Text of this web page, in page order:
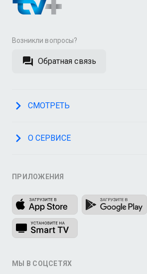
Возникли вопросы?
Обратная связь
СМОТРЕТЬ
О СЕРВИСЕ
ПРИЛОЖЕНИЯ
МЫ В СОЦСЕТЯХ